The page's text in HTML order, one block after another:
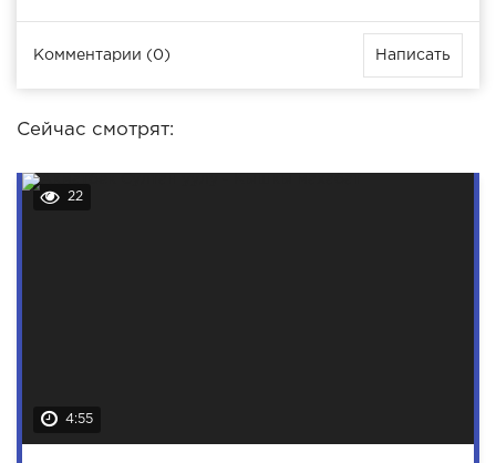
Комментарии (0) Написать
Сейчас смотрят:
22
4:55